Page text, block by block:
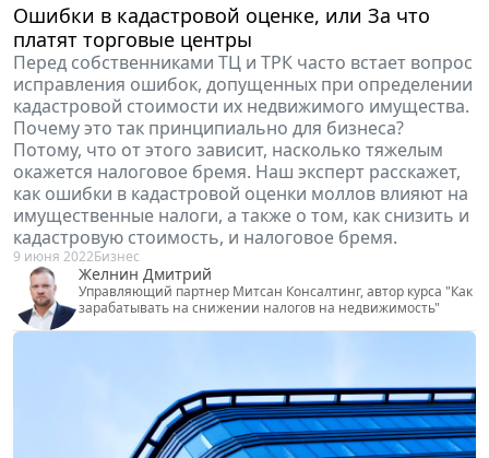
Ошибки в кадастровой оценке, или За что
платят торговые центры
Перед собственниками ТЦ и ТРК часто встает вопрос
исправления ошибок, допущенных при определении
кадастровой стоимости их недвижимого имущества.
Почему это так принципиально для бизнеса?
Потому, что от этого зависит, насколько тяжелым
окажется налоговое бремя. Наш эксперт расскажет,
как ошибки в кадастровой оценки моллов влияют на
имущественные налоги, а также о том, как снизить и
кадастровую стоимость, и налоговое бремя.
9 июня 2022Бизнес
Желнин Дмитрий
Управляющий партнер Митсан Консалтинг, автор курса "Как
зарабатывать на снижении налогов на недвижимость"